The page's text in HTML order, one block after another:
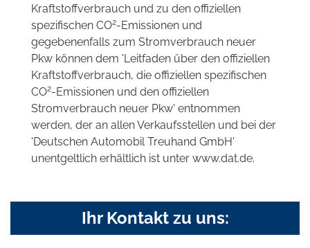
Kraftstoffverbrauch und zu den offiziellen
spezifischen CO2-Emissionen und
gegebenenfalls zum Stromverbrauch neuer
Pkw können dem 'Leitfaden über den offiziellen
Kraftstoffverbrauch, die offiziellen spezifischen
CO2-Emissionen und den offiziellen
Stromverbrauch neuer Pkw' entnommen
werden, der an allen Verkaufsstellen und bei der
'Deutschen Automobil Treuhand GmbH'
unentgeltlich erhältlich ist unter www.dat.de.
Ihr Kontakt zu uns: